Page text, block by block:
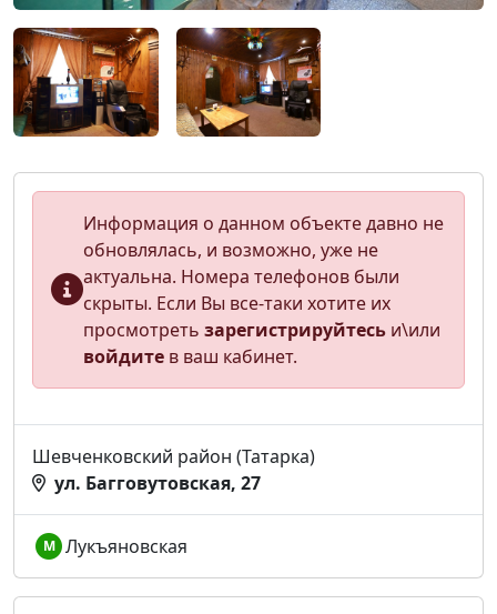
Информация о данном объекте давно не
обновлялась, и возможно, уже не
актуальна. Номера телефонов были
скрыты. Если Вы все-таки хотите их
просмотреть зарегистрируйтесь и\или
войдите в ваш кабинет.
Шевченковский район (Татарка)
ул. Багговутовская, 27
М Лукъяновская